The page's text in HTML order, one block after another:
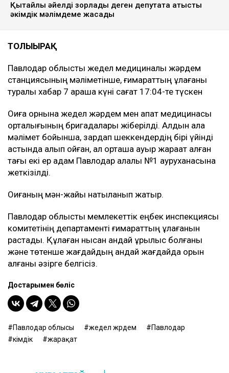
Қытайлық әйелді зорлады деген депутатқа қатысты
әкімдік мәлімдеме жасады
ТОЛЫҒЫРАҚ
Павлодар облыстық жедел медициналық жәрдем
станциясының мәліметінше, ғимараттың құлағаны
туралы хабар 7 қараша күні сағат 17:04-те түскен
Оқиға орнына жедел жәрдем мен апат медицинасы
орталығының бригадалары жіберілді. Алдын ала
мәлімет бойынша, зардап шеккендердің бірі үйінді
астында қалып қойған, ал орташа ауыр жарақат алған
тағы екі ер адам Павлодар қалалық №1 ауруханасына
жеткізілді.
Оқиғаның мән-жайы нақтыланып жатыр.
Павлодар облыстық мемлекеттік еңбек инспекциясы
комитетінің департаменті ғимараттың құлағанын
растады. Құлаған нысан қандай құрылыс болғаны
және төтенше жағдайдың қандай жағдайда орын
алғаны әзірге белгісіз.
Достарыңмен бөліс
Павлодар облысы жедел жәрдем
Павлодар
әкімдік
жарақат